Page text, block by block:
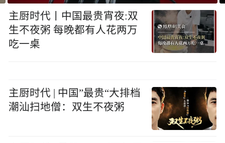
主厨时代丨中国最贵宵夜:双
生不夜粥 每晚都有人花两万
吃一桌
主厨时代 | 中国”最贵“大排档
潮汕扫地僧：双生不夜粥